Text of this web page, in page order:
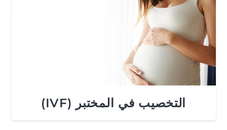
التخصيب في المختبر (IVF)